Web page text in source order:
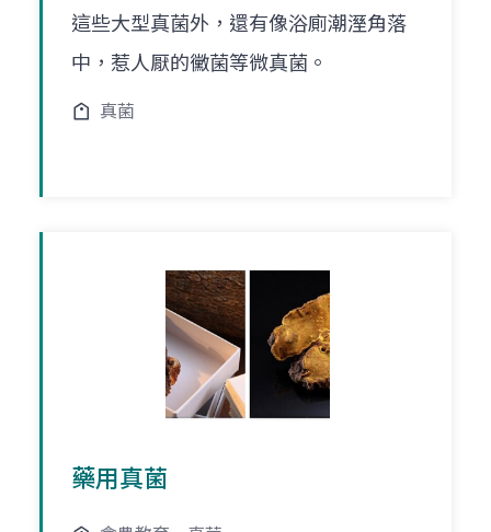
這些大型真菌外，還有像浴廁潮溼角落
中，惹人厭的黴菌等微真菌。
真菌
藥用真菌